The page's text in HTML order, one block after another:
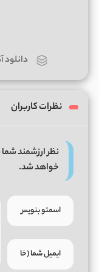
نظرات کاربران
نظر ارزشمند
خواهد شد.